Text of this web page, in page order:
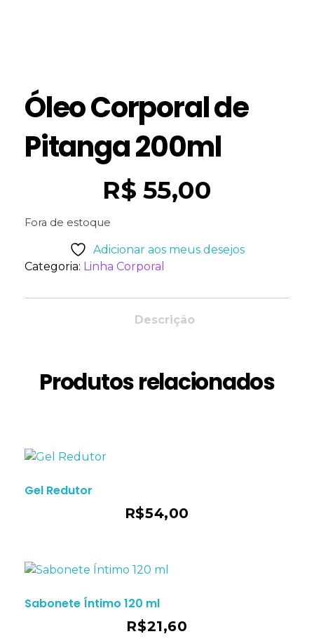
Óleo Corporal de
Pitanga 200ml
R$ 55,00
Fora de estoque
Adicionar aos meus desejos
Categoria: Linha Corporal
Descrição
Produtos relacionados
Gel Redutor
R$54,00
Sabonete Íntimo 120 ml
R$21,60